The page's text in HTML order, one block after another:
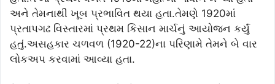
અને તેમનાથી ખૂબ પ્રભાવિત થયા હતા.તેમણે 1920માં
પ્રતાપગઢ વિસ્તારમાં પ્રથમ કિસાન માર્ચનું આયોજન કર્યું
હતું.અસહકાર ચળવળ (1920-22)ના પરિણામે તેમને બે વાર
લોકઅપ કરવામાં આવ્યા હતા.